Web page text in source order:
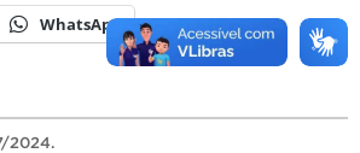
WhatsApp
2024.